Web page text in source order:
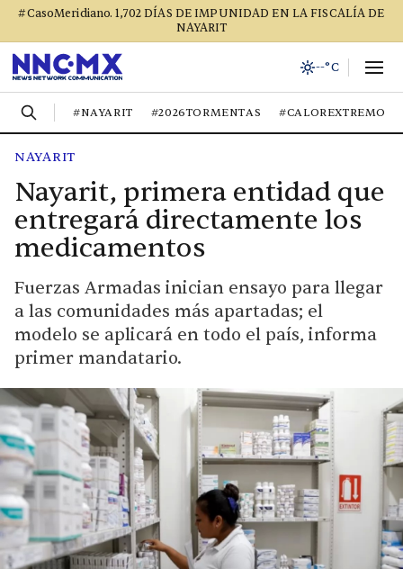
#CasoMeridiano. 1,702 DÍAS DE IMPUNIDAD EN LA FISCALÍA DE
NAYARIT
--°C
#NAYARIT #2026TORMENTAS #CALOREXTREMO
NAYARIT
Nayarit, primera entidad que
entregará directamente los
medicamentos
Fuerzas Armadas inician ensayo para llegar
a las comunidades más apartadas; el
modelo se aplicará en todo el país, informa
primer mandatario.